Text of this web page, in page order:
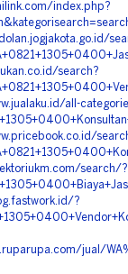
index.php?
search?
all-
search/?
?
jual/